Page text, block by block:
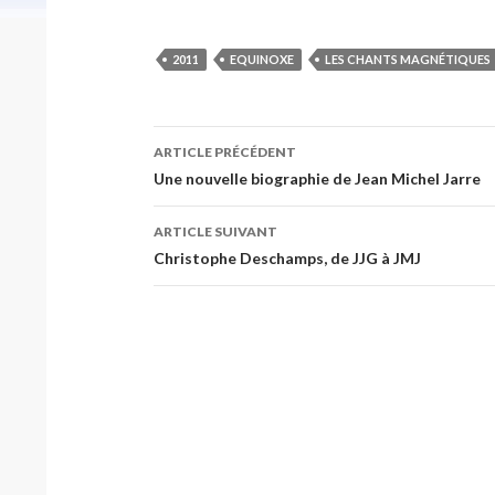
2011 EQUINOXE LES CHANTS MAGNÉTIQUES
Navigation
des
articles
ARTICLE PRÉCÉDENT
Une nouvelle biographie de Jean Michel Jarre
ARTICLE SUIVANT
Christophe Deschamps, de JJG à JMJ